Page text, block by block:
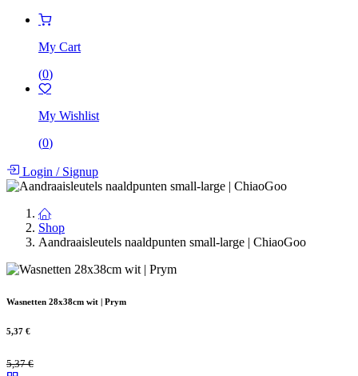
My Cart
(0)
My Wishlist
(0)
Login /Signup
Shop
Aandraaisleutels naaldpunten small-large | ChiaoGoo
Wasnetten 28x38cm wit | Prym
5,37 €
5,37€